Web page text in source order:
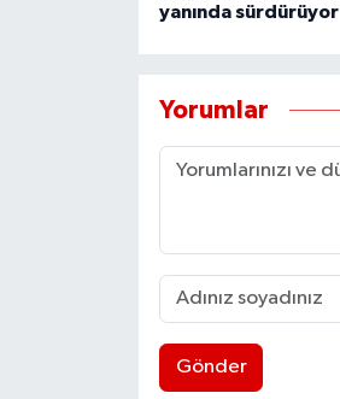
yanında sürdürüyor
Yorumlar
Gönder